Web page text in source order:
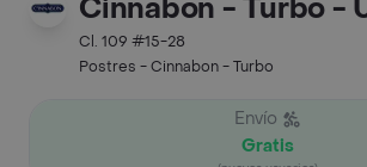
Cinnabon - Turbo -
Cl. 109 #15-28
Postres - Cinnabon - Turbo
Envío
Gratis